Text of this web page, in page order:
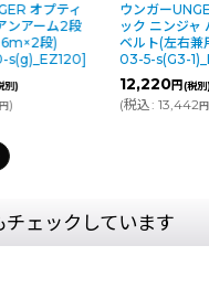
ィ
2段
]
ウンガーUNGER エルゴ
ック ニンジャ バケット
ベルト(左右兼用) [
03-5-s(G3-1)_BB010]
(税別)
13,442円)
ェックしています